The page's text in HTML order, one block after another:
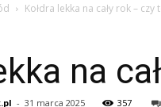
Kołdra lekka na cały rok – czy
na
- 31 marca 2025 357